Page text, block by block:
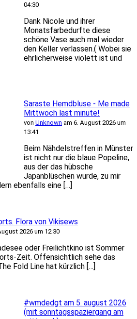
04:30
Dank Nicole und ihrer
Monatsfarbedurfte diese
schöne Vase auch mal wieder
den Keller verlassen.( Wobei sie
ehrlicherweise violett ist und
Saraste Hemdbluse - Me made
Mittwoch last minute!
von Unknown am 6. August 2026 um
13:41
Beim Nähdelstreffen in Münster
ist nicht nur die blaue Popeline,
aus der das hübsche
Japanblüschen wurde, zu mir
ebenfalls eine […]
Flora von Vikisews
2026 um 12:30
oder Freilichtkino ist Sommer
Zeit. Offensichtlich sehe das
Fold Line hat kürzlich […]
#wmdedgt am 5. august 2026
(mit sonntagsspaziergang am